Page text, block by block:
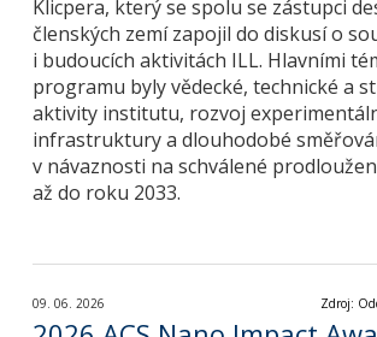
Klicpera, který se spolu se zástupci
členských zemí zapojil do diskusí o
i budoucích aktivitách ILL. Hlavními
programu byly vědecké, technické a
aktivity institutu, rozvoj
infrastruktury a dlouhodobé
v návaznosti na schválené
až do roku 2033.
09. 06. 2026 Zdroj: